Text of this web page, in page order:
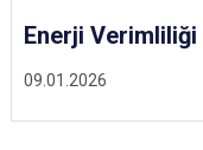
09.01.2026
Enerji Verimliliği